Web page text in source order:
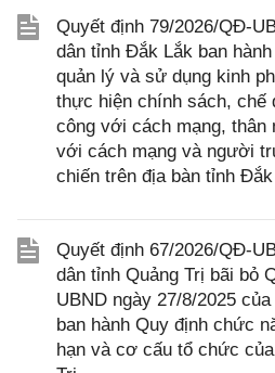
Quyết định 79/2026/QĐ-
dân tỉnh Đắk Lắk ban
quản lý và sử dụng kinh
thực hiện chính sách, chế
công với cách mạng, thân
với cách mạng và người
chiến trên địa bàn tỉnh
Quyết định 67/2026/QĐ-
dân tỉnh Quảng Trị bãi bỏ
UBND ngày 27/8/2025
ban hành Quy định chức
hạn và cơ cấu tổ chức